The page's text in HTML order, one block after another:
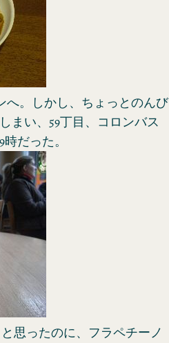
。しかし、ちょっとのんび
まい、59丁目、コロンバス
だった。
思ったのに、フラペチーノ